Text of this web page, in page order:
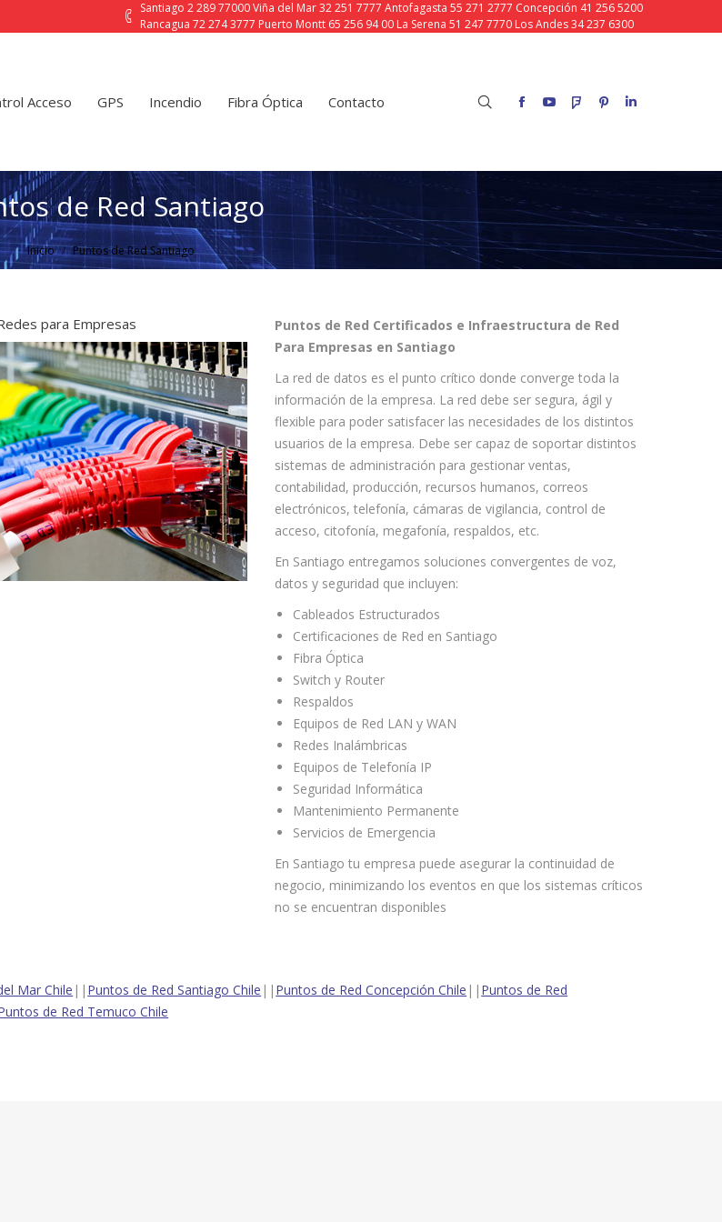
Santiago 2 289 77000 Viña del Mar 32 251 7777 Antofagasta 55 271 2777 Concepción 41 256 5200
Rancagua 72 274 3777 Puerto Montt 65 256 94 00 La Serena 51 247 7770 Los Andes 34 237 6300
Acceso GPS Incendio Fibra Óptica Contacto Buscar:Facebook
YouTubeFoursquare
PinterestLinkedin
de Red Santiago
Estás aquí:
Inicio Puntos de Red Santiago
para Empresas
Puntos de Red Certificados e Infraestructura de Red
Para Empresas en Santiago
La red de datos es el punto crítico donde converge toda la
información de la empresa. La red debe ser segura, ágil y
flexible para poder satisfacer las necesidades de los distintos
usuarios de la empresa. Debe ser capaz de soportar distintos
sistemas de administración para gestionar ventas,
contabilidad, producción, recursos humanos, correos
electrónicos, telefonía, cámaras de vigilancia, control de
acceso, citofonía, megafonía, respaldos, etc.
En Santiago entregamos soluciones convergentes de voz,
datos y seguridad que incluyen:
Cableados Estructurados
Certificaciones de Red en Santiago
Fibra Óptica
Switch y Router
Respaldos
Equipos de Red LAN y WAN
Redes Inalámbricas
Equipos de Telefonía IP
Seguridad Informática
Mantenimiento Permanente
Servicios de Emergencia
En Santiago tu empresa puede asegurar la continuidad de
negocio, minimizando los eventos en que los sistemas críticos
no se encuentran disponibles
Mar Chile || Puntos de Red Santiago Chile || Puntos de Red Concepción Chile || Puntos de Red
de Red Temuco Chile
GPS Incendio Fibra Óptica Contacto Buscar: